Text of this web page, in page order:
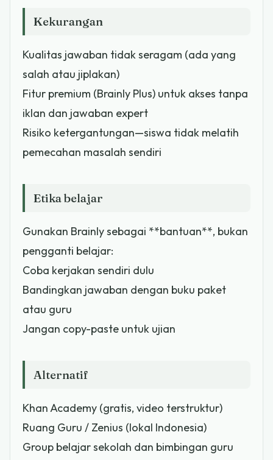
Kekurangan
Kualitas jawaban tidak seragam (ada yang
salah atau jiplakan)
Fitur premium (Brainly Plus) untuk akses tanpa
iklan dan jawaban expert
Risiko ketergantungan—siswa tidak melatih
pemecahan masalah sendiri
Etika belajar
Gunakan Brainly sebagai **bantuan**, bukan
pengganti belajar:
Coba kerjakan sendiri dulu
Bandingkan jawaban dengan buku paket
atau guru
Jangan copy-paste untuk ujian
Alternatif
Khan Academy (gratis, video terstruktur)
Ruang Guru / Zenius (lokal Indonesia)
Group belajar sekolah dan bimbingan guru